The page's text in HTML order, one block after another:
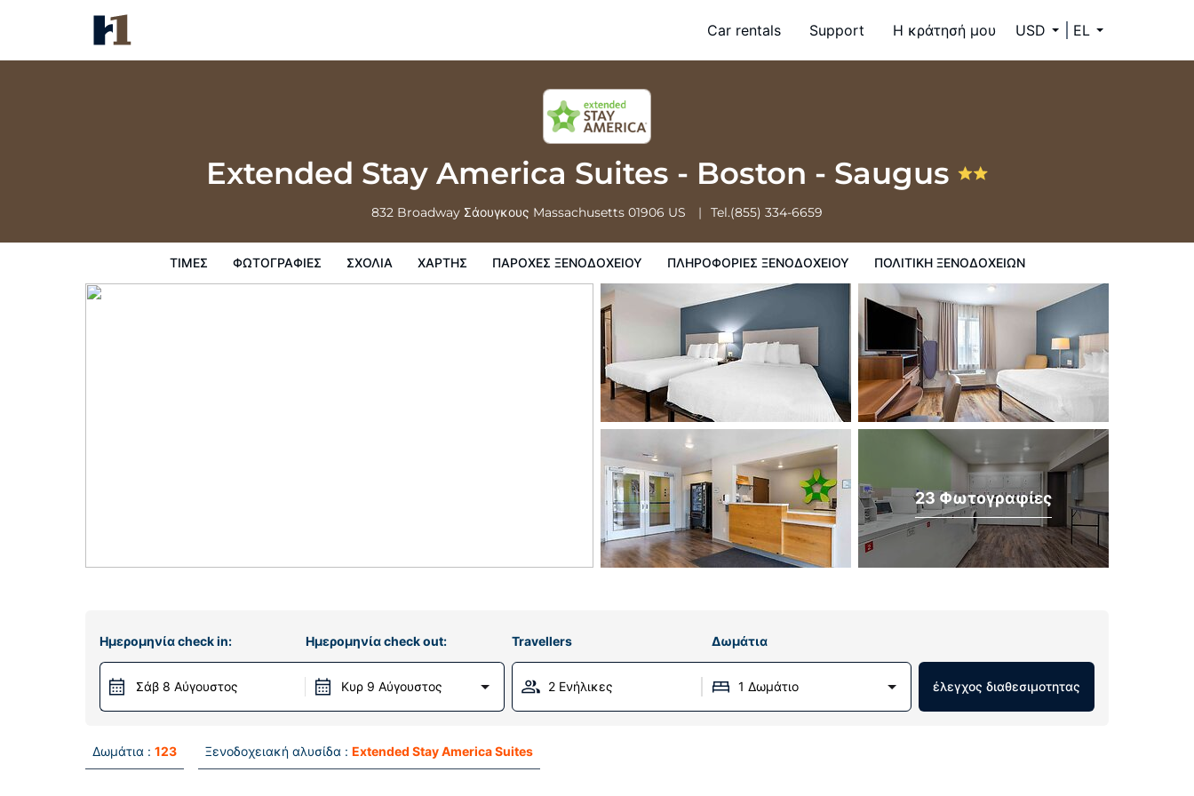
Car rentals Support Η κράτησή μου USD EL
Extended Stay America Suites - Boston - Saugus
832 Broadway Σάουγκους Massachusetts 01906 US Tel.(855) 334-6659
ΤΙΜΈΣ ΦΩΤΟΓΡΑΦΊΕΣ ΣΧΌΛΙΑ ΧΆΡΤΗΣ ΠΑΡΟΧΕΣ ΞΕΝΟΔΟΧΕΙΟΥ ΠΛΗΡΟΦΟΡΊΕΣ ΞΕΝΟΔΟΧΕΊΟΥ ΠΟΛΙΤΙΚΗ ΞΕΝΟΔΟΧΕΊΩΝ
Πληροφορίες ξενοδοχείου Πολιτικη ξενοδοχείων
23 Φωτογραφίες
Ημερομηνία check in:
Σάβ 8 Αύγουστος
Ημερομηνία check out:
Κυρ 9 Αύγουστος
Travellers Δωμάτια
2 Ενήλικες 1 Δωμάτιο έλεγχος διαθεσιμοτητας
Δωμάτια : 123 Ξενοδοχειακή αλυσίδα : Extended Stay America Suites